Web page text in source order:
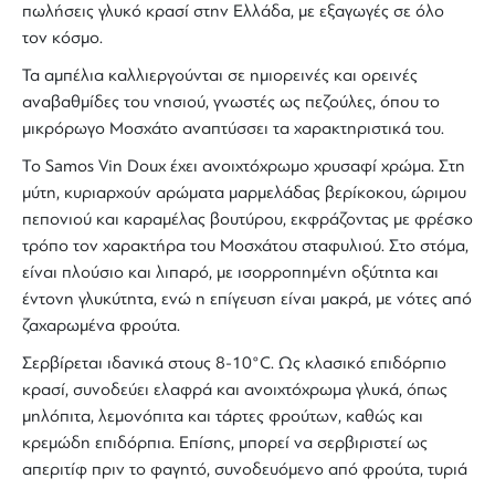
πωλήσεις γλυκό κρασί στην Ελλάδα, με εξαγωγές σε όλο
τον κόσμο.
Τα αμπέλια καλλιεργούνται σε ημιορεινές και ορεινές
αναβαθμίδες του νησιού, γνωστές ως πεζούλες, όπου το
μικρόρωγο Μοσχάτο αναπτύσσει τα χαρακτηριστικά του.
Το Samos Vin Doux έχει ανοιχτόχρωμο χρυσαφί χρώμα. Στη
μύτη, κυριαρχούν αρώματα μαρμελάδας βερίκοκου, ώριμου
πεπονιού και καραμέλας βουτύρου, εκφράζοντας με φρέσκο
τρόπο τον χαρακτήρα του Μοσχάτου σταφυλιού. Στο στόμα,
είναι πλούσιο και λιπαρό, με ισορροπημένη οξύτητα και
έντονη γλυκύτητα, ενώ η επίγευση είναι μακρά, με νότες από
ζαχαρωμένα φρούτα.
Σερβίρεται ιδανικά στους 8-10°C. Ως κλασικό επιδόρπιο
κρασί, συνοδεύει ελαφρά και ανοιχτόχρωμα γλυκά, όπως
μηλόπιτα, λεμονόπιτα και τάρτες φρούτων, καθώς και
κρεμώδη επιδόρπια. Επίσης, μπορεί να σερβιριστεί ως
απεριτίφ πριν το φαγητό, συνοδευόμενο από φρούτα, τυριά